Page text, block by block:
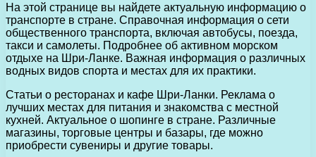
На этой странице вы найдете актуальную информацию о
транспорте в стране. Справочная информация о сети
общественного транспорта, включая автобусы, поезда,
такси и самолеты. Подробнее об активном морском
отдыхе на Шри-Ланке. Важная информация о различных
водных видов спорта и местах для их практики.
Статьи о ресторанах и кафе Шри-Ланки. Реклама о
лучших местах для питания и знакомства с местной
кухней. Актуальное о шопинге в стране. Различные
магазины, торговые центры и базары, где можно
приобрести сувениры и другие товары.